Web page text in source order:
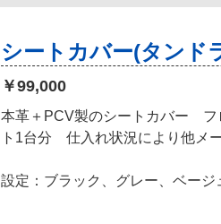
シートカバー(タン
￥99,000
本革＋PCV製のシートカバー フ
ト1台分 仕入れ状況により他メ
設定：ブラック、グレー、ベー